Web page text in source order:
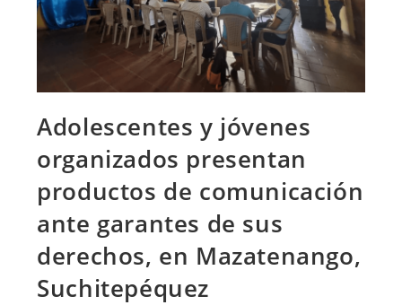
Adolescentes y jóvenes
organizados presentan
productos de comunicación
ante garantes de sus
derechos, en Mazatenango,
Suchitepéquez